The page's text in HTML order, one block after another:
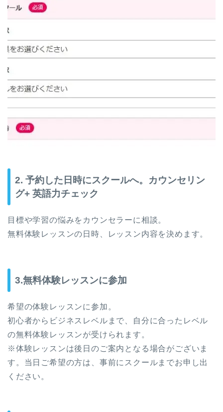
2. 予約した日時にスクールへ。カウンセリン
グ+ 英語力チェック
目標や学習の悩みをカウンセラーに相談。
無料体験レッスンの日時、レッスン内容を決めます。
3.無料体験レッスンに参加
希望の体験レッスンに参加。
初心者からビジネスレベルまで、自分に合ったレベル
の無料体験レッスンが受けられます。
※体験レッスンは後日のご案内となる場合がございま
す。当日ご希望の方は、事前にスクールまでお申し出
ください。